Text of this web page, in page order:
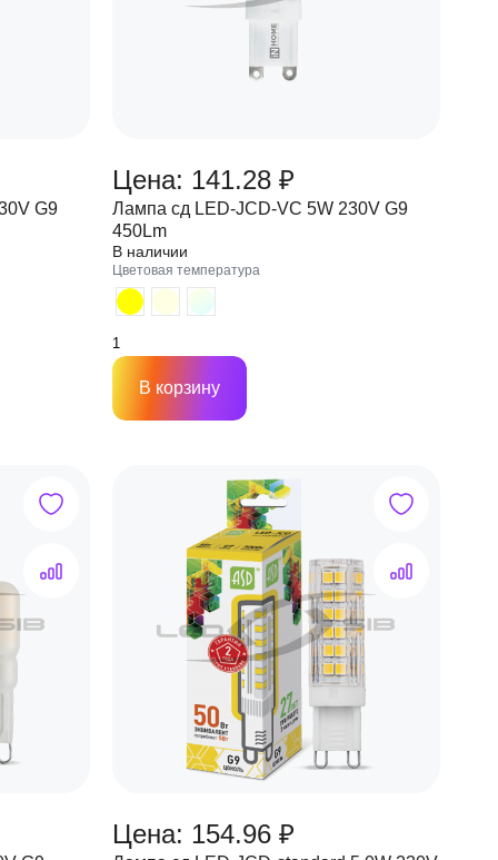
G9
Цена: 141.28 ₽
Лампа сд LED-JCD-VC 5W 230V G9
450Lm
В наличии
Цветовая температура
В корзину
Цена: 154.96 ₽